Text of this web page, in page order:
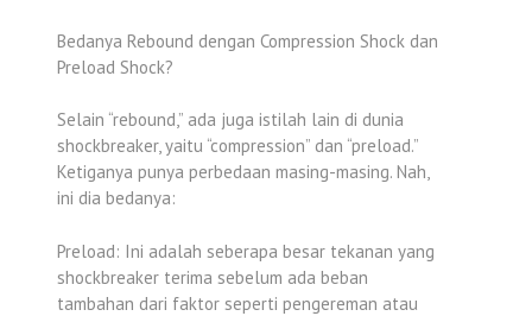
Bedanya Rebound dengan Compression Shock dan
Preload Shock?
Selain “rebound,” ada juga istilah lain di dunia
shockbreaker, yaitu “compression” dan “preload.”
Ketiganya punya perbedaan masing-masing. Nah,
ini dia bedanya:
Preload: Ini adalah seberapa besar tekanan yang
shockbreaker terima sebelum ada beban
tambahan dari faktor seperti pengereman atau